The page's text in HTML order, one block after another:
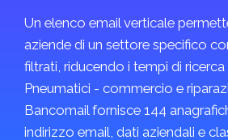
Un elenco email verticale
aziende di un settore specifico
filtrati, riducendo i tempi di
Pneumatici - commercio e
Bancomail fornisce 144
indirizzo email, dati aziendali e